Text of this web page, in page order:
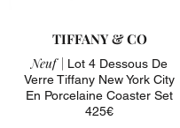
TIFFANY & CO
Neuf | Lot 4 Dessous De
Verre Tiffany New York City
En Porcelaine Coaster Set
425€